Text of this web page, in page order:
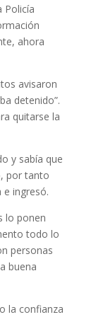
Policía
ahora
avisaron
detenido”.
quitarse la
y sabía que
por tanto
e ingresó.
lo ponen
todo lo
personas
buena
la confianza